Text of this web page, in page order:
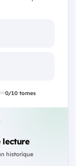
0/10 tomes
lecture
historique